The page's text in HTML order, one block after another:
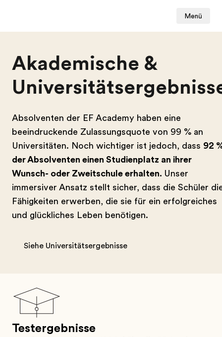
Menü
Akademische &
Absolventen der EF Academy haben eine
beeindruckende Zulassungsquote von 99 % an
Universitäten. Noch wichtiger ist jedoch, dass 92
der Absolventen einen Studienplatz an ihrer
Wunsch- oder Zweitschule erhalten. Unser
immersiver Ansatz stellt sicher, dass die Schüler
Fähigkeiten erwerben, die sie für ein erfolgreiches
und glückliches Leben benötigen.
Siehe Universitätsergebnisse
Testergebnisse